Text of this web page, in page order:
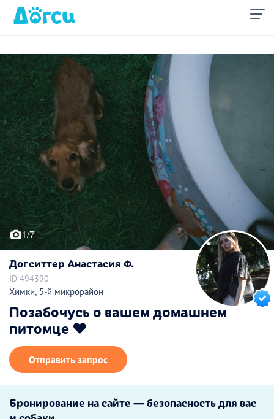
1/7
Догситтер Анастасия Ф.
ID 494390
Химки, 5-й микрорайон
Позабочусь о вашем домашнем
питомце ♥️
Отправить запрос
Бронирование на сайте — безопасность для вас